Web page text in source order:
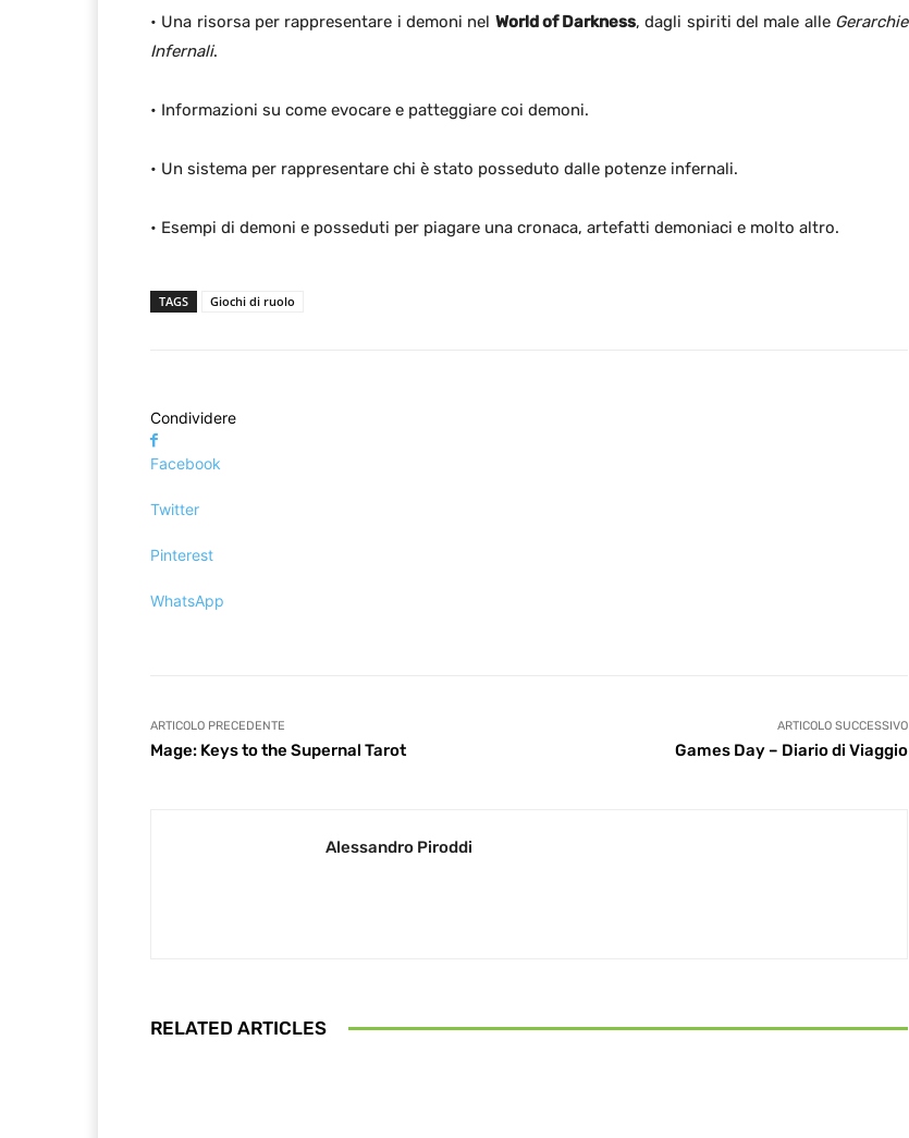
• Una risorsa per rappresentare i demoni nel World of Darkness, dagli spiriti del male alle Gerarchie
Infernali.
• Informazioni su come evocare e patteggiare coi demoni.
• Un sistema per rappresentare chi è stato posseduto dalle potenze infernali.
• Esempi di demoni e posseduti per piagare una cronaca, artefatti demoniaci e molto altro.
TAGS Giochi di ruolo
Condividere
Facebook
Twitter
Pinterest
WhatsApp
ARTICOLO PRECEDENTE
Mage: Keys to the Supernal Tarot
ARTICOLO SUCCESSIVO
Games Day – Diario di Viaggio
Alessandro Piroddi
RELATED ARTICLES